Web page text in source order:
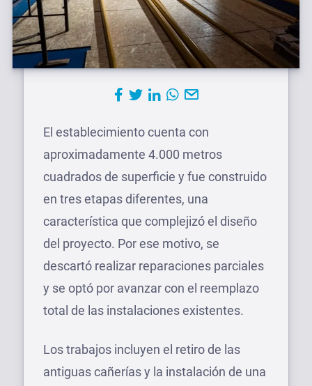
El establecimiento cuenta con
aproximadamente 4.000 metros
cuadrados de superficie y fue construido
en tres etapas diferentes, una
característica que complejizó el diseño
del proyecto. Por ese motivo, se
descartó realizar reparaciones parciales
y se optó por avanzar con el reemplazo
total de las instalaciones existentes.
Los trabajos incluyen el retiro de las
antiguas cañerías y la instalación de una